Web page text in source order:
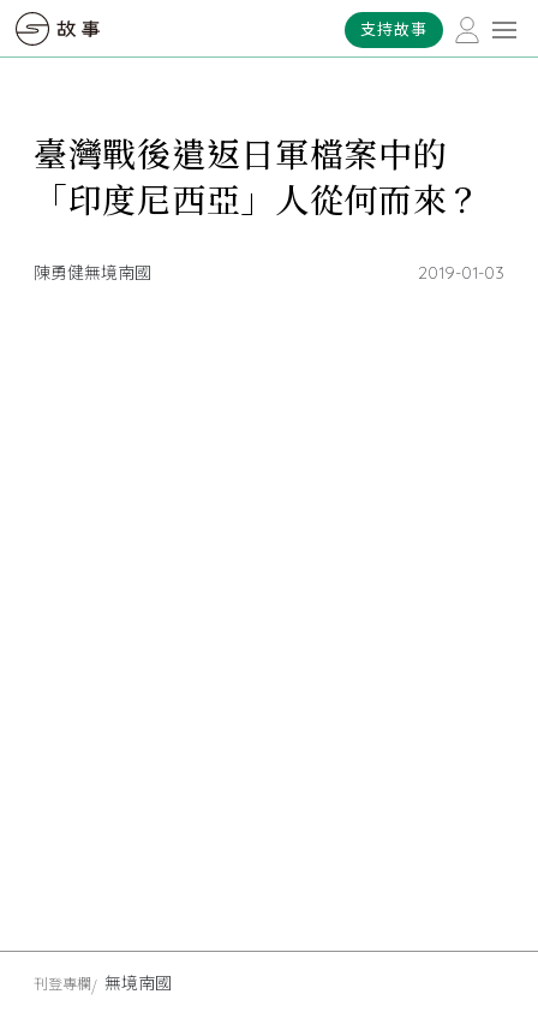
支持故事
臺灣戰後遣返日軍檔案中的
「印度尼西亞」人從何而來？
陳勇健無境南國 2019-01-03
刊登專欄 無境南國